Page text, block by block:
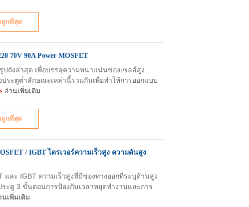
ถูกที่สุด
70V 90A Power MOSFET
ถูกที่สุด
ปถังล่าสุด เพื่อบรรลุความหนาแน่นของเซลล์สูง
ระตูต่ําลักษณะเหล่านี้รวมกันเพื่อทําให้การออกแบบ
อ่านเพิ่มเติม
/ IGBT ไดรเวอร์ความเร็วสูง ความดันสูง
และ IGBT ความเร็วสูงที่มีช่องทางออกที่ระบุด้านสูง
ะตู 3 ขั้นตอนการป้องกันเวลาหยุดทํางานและการ
นเพิ่มเติม